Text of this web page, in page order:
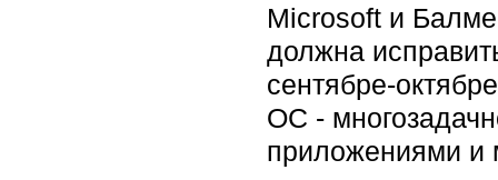
Microsoft и
должна
сентябре-
ОС -
приложениями и